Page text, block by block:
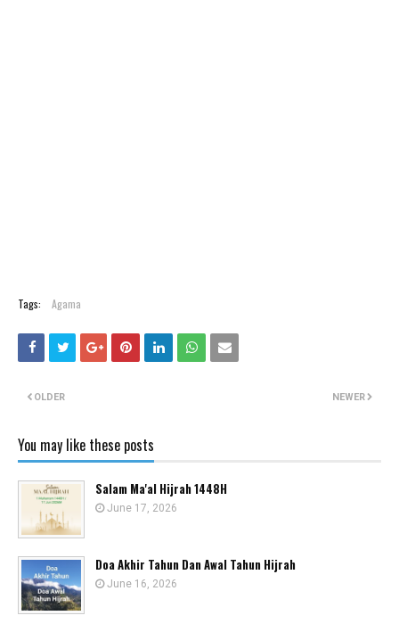
Tags: Agama
NEWER
OLDER
You may like these posts
Salam Ma'al Hijrah 1448H
June 17, 2026
Doa Akhir Tahun Dan Awal Tahun Hijrah
June 16, 2026